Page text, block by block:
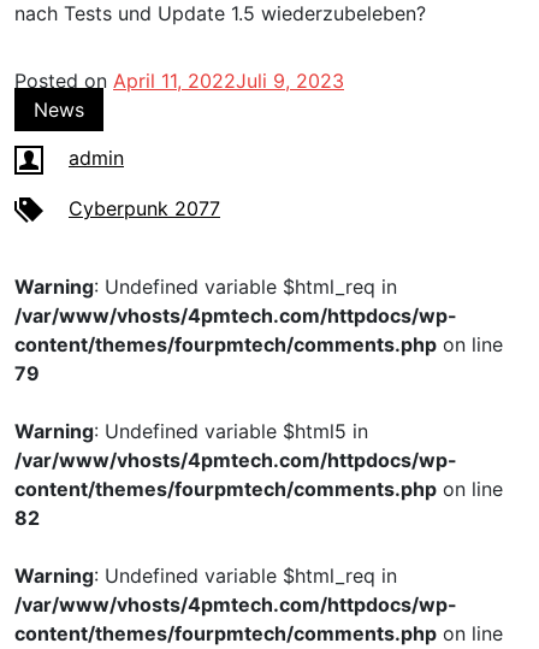
nach Tests und Update 1.5 wiederzubeleben?
Posted on April 11, 2022Juli 9, 2023
News
admin
Cyberpunk 2077
Warning: Undefined variable $html_req in
/var/www/vhosts/4pmtech.com/httpdocs/wp-
content/themes/fourpmtech/comments.php on line
79
Warning: Undefined variable $html5 in
/var/www/vhosts/4pmtech.com/httpdocs/wp-
content/themes/fourpmtech/comments.php on line
82
Warning: Undefined variable $html_req in
/var/www/vhosts/4pmtech.com/httpdocs/wp-
content/themes/fourpmtech/comments.php on line